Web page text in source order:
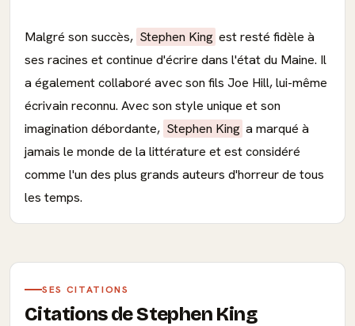
Malgré son succès, Stephen King est resté fidèle à
ses racines et continue d'écrire dans l'état du Maine. Il
a également collaboré avec son fils Joe Hill, lui-même
écrivain reconnu. Avec son style unique et son
imagination débordante, Stephen King a marqué à
jamais le monde de la littérature et est considéré
comme l'un des plus grands auteurs d'horreur de tous
les temps.
SES CITATIONS
Citations de Stephen King